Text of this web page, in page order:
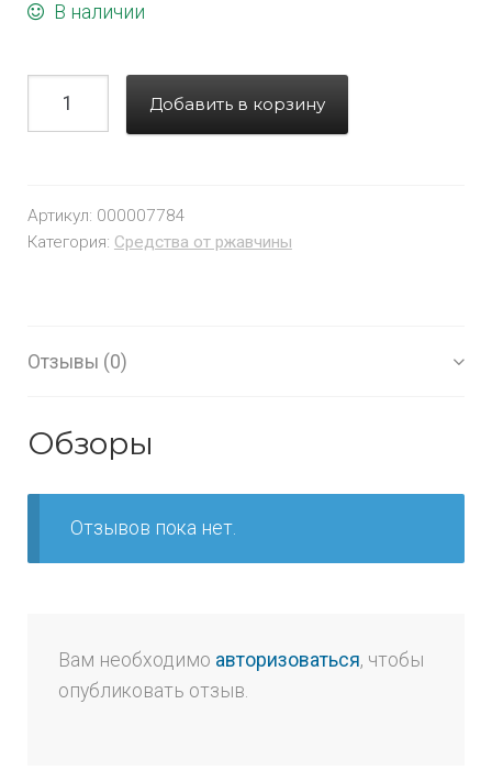
В наличии
Добавить в корзину
Артикул: 000007784
Категория: Средства от ржавчины
Отзывы (0)
Обзоры
Отзывов пока нет.
Вам необходимо авторизоваться, чтобы
опубликовать отзыв.